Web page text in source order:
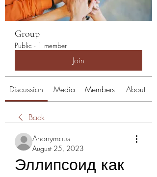
Group
Public · 1 member
Join
Discussion Media Members About
Back
Anonymous
August 25, 2023
Эллипсоид как